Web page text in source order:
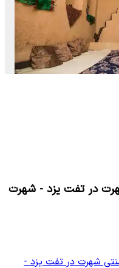
در تفت یزد - شهرت
شهرت در تفت یزد -